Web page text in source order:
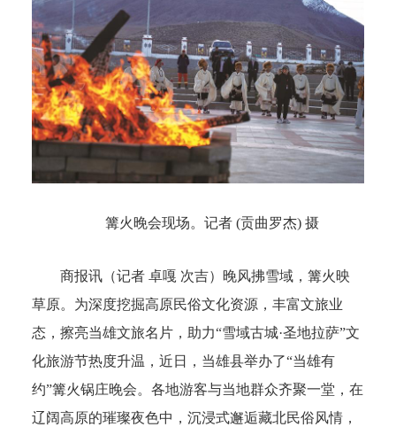
篝火晚会现场。记者 (贡曲罗杰) 摄
商报讯（记者 卓嘎 次吉）晚风拂雪域，篝火映
草原。为深度挖掘高原民俗文化资源，丰富文旅业
态，擦亮当雄文旅名片，助力“雪域古城·圣地拉萨”文
化旅游节热度升温，近日，当雄县举办了“当雄有
约”篝火锅庄晚会。各地游客与当地群众齐聚一堂，在
辽阔高原的璀璨夜色中，沉浸式邂逅藏北民俗风情，